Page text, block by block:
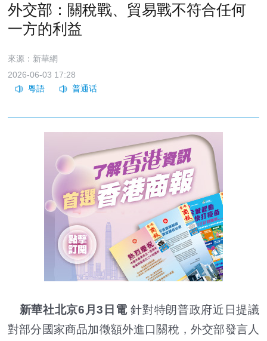
外交部：關稅戰、貿易戰不符合任何
一方的利益
來源：新華網
2026-06-03 17:28
新華社北京6月3日電針對特朗普政府近日提議
對部分國家商品加徵額外進口關稅，外交部發言人